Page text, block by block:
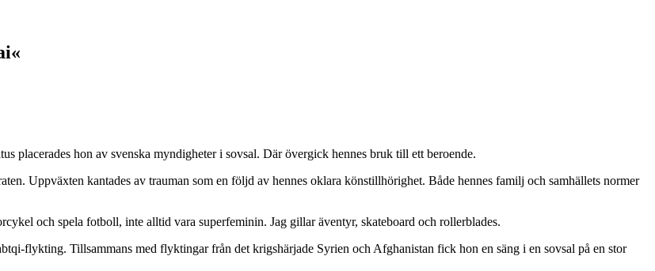
hon av svenska myndigheter i sovsal. Där övergick hennes bruk till ett beroende.
Uppväxten kantades av trauman som en följd av hennes oklara könstillhörighet. Både hennes familj och samhällets normer
och spela fotboll, inte alltid vara superfeminin. Jag gillar äventyr, skateboard och rollerblades.
flykting. Tillsammans med flyktingar från det krigshärjade Syrien och Afghanistan fick hon en säng i en sovsal på en stor